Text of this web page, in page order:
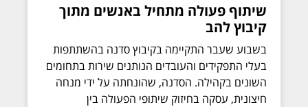
שיתוף פעולה מתחיל באנשים מתוך
קיבוץ להב
בשבוע שעבר התקיימה בקיבוץ סדנה בהשתתפות
בעלי התפקידים והעובדים הנותנים שירות בתחומים
השונים בקהילה. הסדנה, שהונחתה על ידי מנחה
חיצונית, עסקה בחיזוק שיתופי הפעולה בין